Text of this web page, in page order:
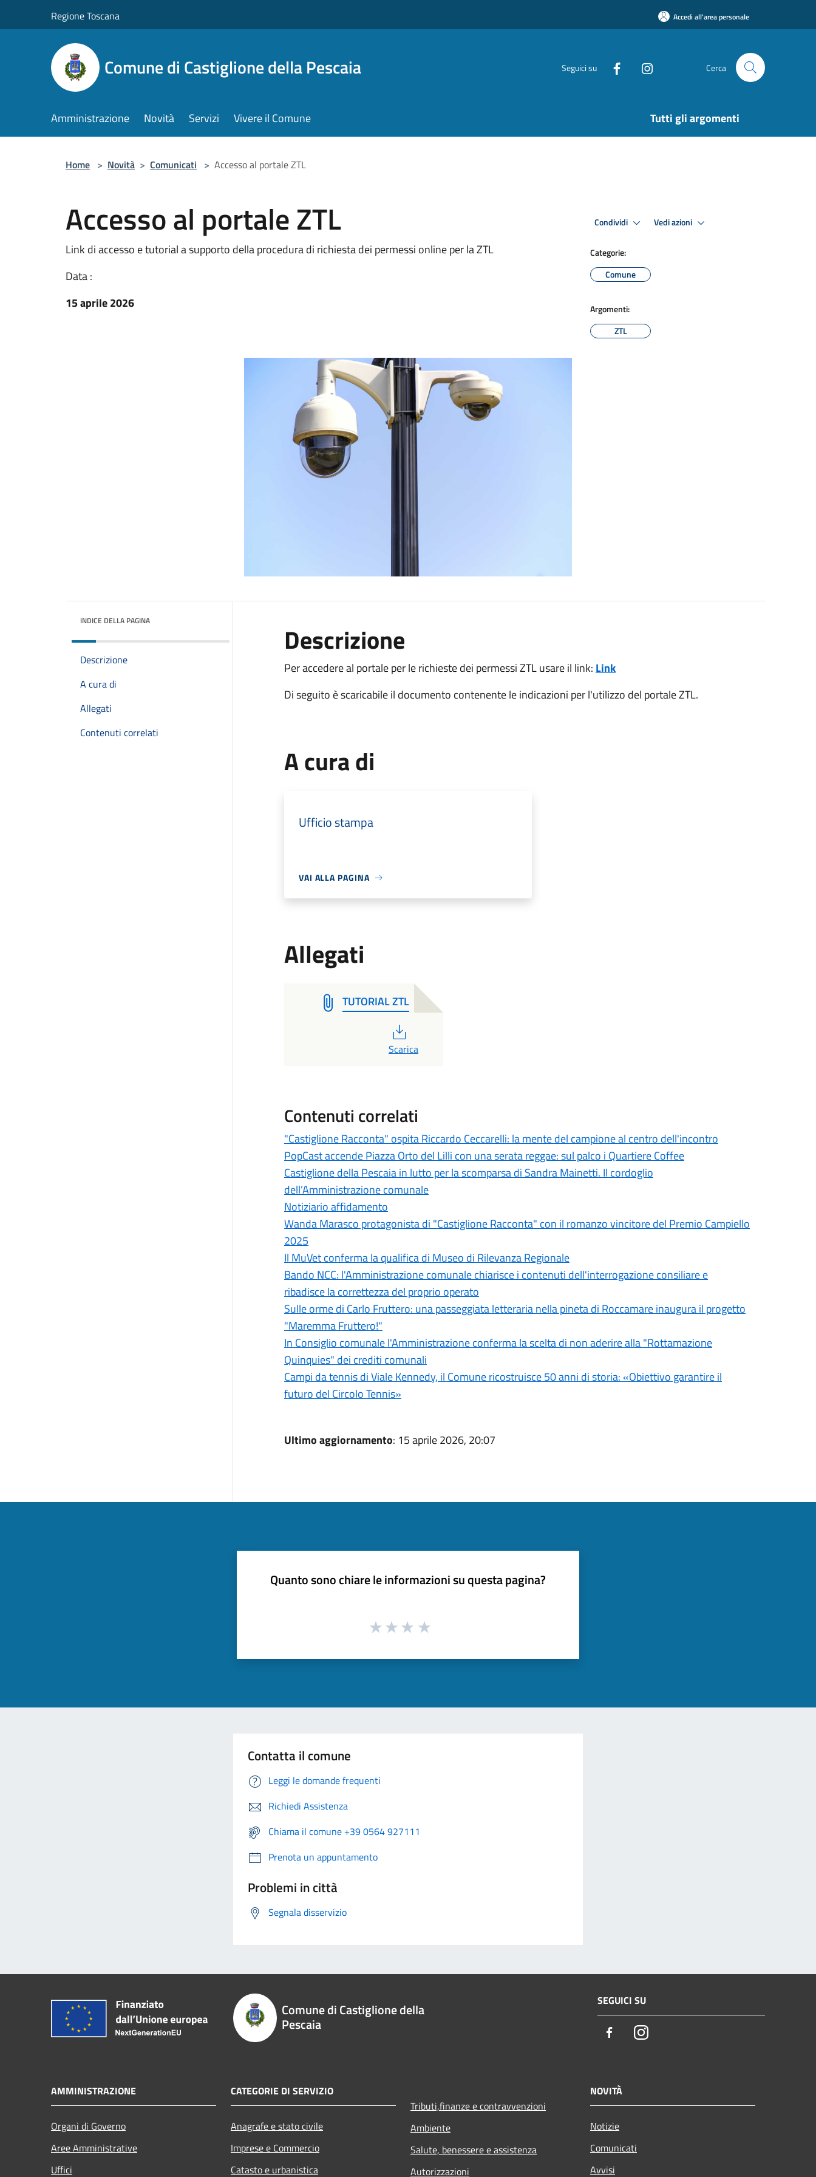
Regione Toscana Accedi all'area personale
Comune di Castiglione della Pescaia Seguici su Cerca
Amministrazione Novità Servizi Vivere il Comune Tutti gli argomenti
Home > Novità > Comunicati > Accesso al portale ZTL
Accesso al portale ZTL
Link di accesso e tutorial a supporto della procedura di richiesta dei permessi online per la ZTL
Data :
15 aprile 2026
Condividi Vedi azioni
Categorie:
Comune
Argomenti:
ZTL
INDICE DELLA PAGINA
Descrizione
A cura di
Allegati
Contenuti correlati
Descrizione
Per accedere al portale per le richieste dei permessi ZTL usare il link: Link
Di seguito è scaricabile il documento contenente le indicazioni per l'utilizzo del portale ZTL.
A cura di
Ufficio stampa
VAI ALLA PAGINA
Allegati
TUTORIAL ZTL
PDF
Scarica
Contenuti correlati
"Castiglione Racconta" ospita Riccardo Ceccarelli: la mente del campione al centro dell'incontro
PopCast accende Piazza Orto del Lilli con una serata reggae: sul palco i Quartiere Coffee
Castiglione della Pescaia in lutto per la scomparsa di Sandra Mainetti. Il cordoglio
dell’Amministrazione comunale
Notiziario affidamento
Wanda Marasco protagonista di "Castiglione Racconta" con il romanzo vincitore del Premio Campiello
2025
Il MuVet conferma la qualifica di Museo di Rilevanza Regionale
Bando NCC: l'Amministrazione comunale chiarisce i contenuti dell'interrogazione consiliare e
ribadisce la correttezza del proprio operato
Sulle orme di Carlo Fruttero: una passeggiata letteraria nella pineta di Roccamare inaugura il progetto
"Maremma Fruttero!"
In Consiglio comunale l'Amministrazione conferma la scelta di non aderire alla "Rottamazione
Quinquies" dei crediti comunali
Campi da tennis di Viale Kennedy, il Comune ricostruisce 50 anni di storia: «Obiettivo garantire il
futuro del Circolo Tennis»
Ultimo aggiornamento: 15 aprile 2026, 20:07
Quanto sono chiare le informazioni su questa pagina?
Contatta il comune
Leggi le domande frequenti
Richiedi Assistenza
Chiama il comune +39 0564 927111
Prenota un appuntamento
Problemi in città
Segnala disservizio
Comune di Castiglione della
Pescaia
SEGUICI SU
FacebookInstagram
AMMINISTRAZIONE
Organi di Governo
Aree Amministrative
Uffici
CATEGORIE DI SERVIZIO
Anagrafe e stato civile
Imprese e Commercio
Catasto e urbanistica
Tributi,finanze e contravvenzioni
Ambiente
Salute, benessere e assistenza
Autorizzazioni
NOVITÀ
Notizie
Comunicati
Avvisi